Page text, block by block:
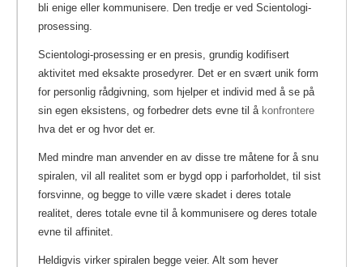
bli enige eller kommunisere. Den tredje er ved Scientologi-
prosessing.
Scientologi-prosessing er en presis, grundig kodifisert
aktivitet med eksakte prosedyrer. Det er en svært unik form
for personlig rådgivning, som hjelper et individ med å se på
sin egen eksistens, og forbedrer dets evne til å konfrontere
hva det er og hvor det er.
Med mindre man anvender en av disse tre måtene for å snu
spiralen, vil all realitet som er bygd opp i parforholdet, til sist
forsvinne, og begge to ville være skadet i deres totale
realitet, deres totale evne til å kommunisere og deres totale
evne til affinitet.
Heldigvis virker spiralen begge veier. Alt som hever